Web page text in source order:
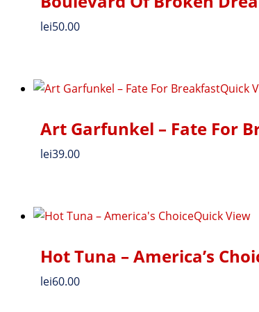
lei50.00
Quick
Art Garfunkel – Fate For
lei39.00
Quick View
Hot Tuna – America’s
lei60.00